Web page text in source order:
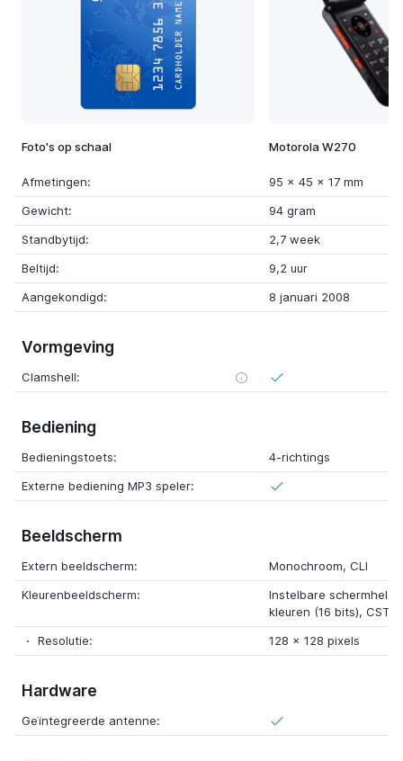
Foto's op schaal Motorola W270
Afmetingen:
95 x 45 x 17 mm
Gewicht:
94 gram
Standbytijd:
2,7 week
Beltijd:
9,2 uur
Aangekondigd:
8 januari 2008
Vormgeving
Clamshell:
Bediening
Bedieningstoets:
4-richtings
Externe bediening MP3 speler:
Beeldscherm
Extern beeldscherm:
Monochroom, CLI
Kleurenbeeldscherm:
Instelbare
kleuren (16 bits), CSTN
Resolutie:
128 x 128 pixels
Hardware
Geïntegreerde antenne: